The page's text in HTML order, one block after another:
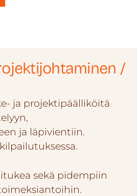
/
ja projektipäälliköitä
ja läpivientiin.
sekä pidempiin